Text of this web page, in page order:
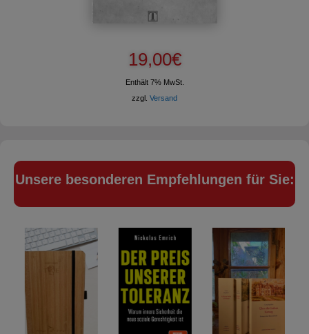
19,00€
Enthält 7% MwSt.
zzgl. Versand
Unsere besonderen Empfehlungen für Sie: